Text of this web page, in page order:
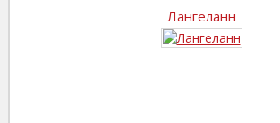
Лангеланн